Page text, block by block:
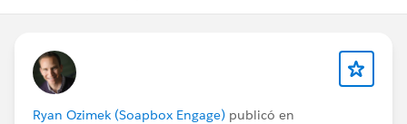
Ryan Ozimek (Soapbox Engage) publicó en